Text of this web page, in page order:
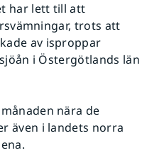
har lett till att
trots att
av isproppar
i Östergötlands län
nära de
även i landets norra